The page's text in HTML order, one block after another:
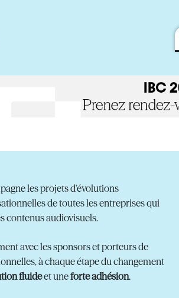
les projets d’évolutions
de toutes les entreprises qui
contenus audiovisuels.
avec les sponsors et porteurs de
à chaque étape du changement
fluideet uneforte adhésion.